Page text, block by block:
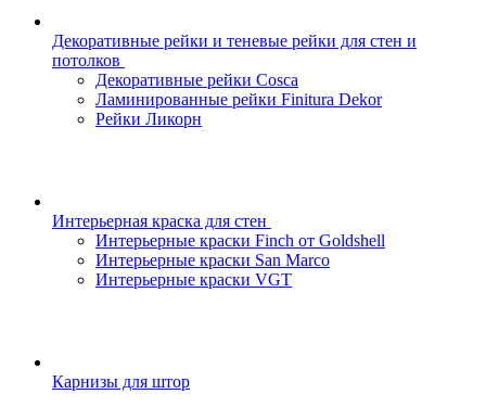
Декоративные рейки и теневые рейки для стен и
потолков
Декоративные рейки Cosca
Ламинированные рейки Finitura Dekor
Рейки Ликорн
Интерьерная краска для стен
Интерьерные краски Finch от Goldshell
Интерьерные краски San Marco
Интерьерные краски VGT
Карнизы для штор